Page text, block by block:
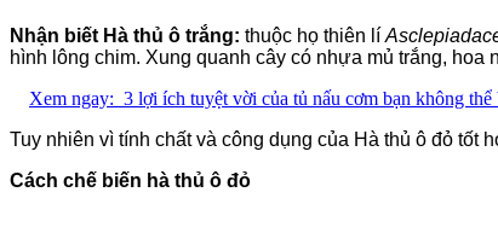
Nhận biết Hà thủ ô trắng: thuộc họ thiên lí
hình lông chim. Xung quanh cây có nhựa mủ trắng, hoa
Xem ngay: 3 lợi ích tuyệt vời của tủ nấu cơm bạn không thể
Tuy nhiên vì tính chất và công dụng của Hà thủ ô đỏ
Cách chế biến hà thủ ô đỏ